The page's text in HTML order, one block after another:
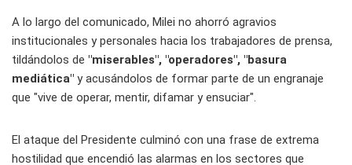
A lo largo del comunicado, Milei no ahorró agravios
institucionales y personales hacia los trabajadores de prensa,
tildándolos de "miserables", "operadores", "basura
mediática" y acusándolos de formar parte de un engranaje
que "vive de operar, mentir, difamar y ensuciar".
El ataque del Presidente culminó con una frase de extrema
hostilidad que encendió las alarmas en los sectores que